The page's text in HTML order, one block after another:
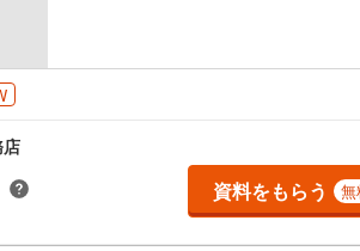
資料をもらう
)
阪神なんば線( 55